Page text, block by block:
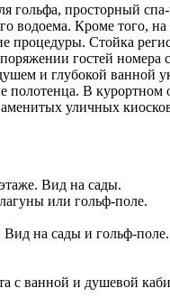
просторный
водоема. Кроме того,
Стойка
гостей номера
и глубокой ванной
В курортном
уличных
Вид на сады.
или гольф-поле.
Вид на сады и гольф-поле.
с ванной и душевой